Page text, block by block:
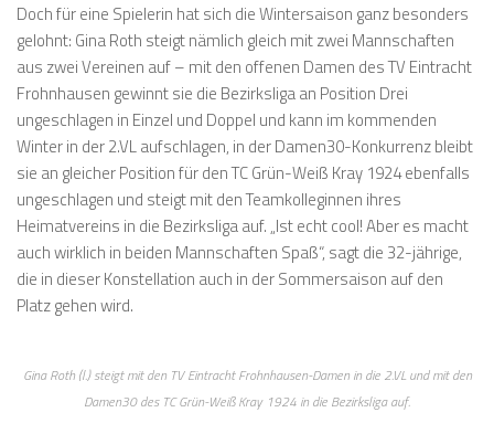
Doch für eine Spielerin hat sich die Wintersaison ganz besonders
gelohnt: Gina Roth steigt nämlich gleich mit zwei Mannschaften
aus zwei Vereinen auf – mit den offenen Damen des TV Eintracht
Frohnhausen gewinnt sie die Bezirksliga an Position Drei
ungeschlagen in Einzel und Doppel und kann im kommenden
Winter in der 2.VL aufschlagen, in der Damen30-Konkurrenz bleibt
sie an gleicher Position für den TC Grün-Weiß Kray 1924 ebenfalls
ungeschlagen und steigt mit den Teamkolleginnen ihres
Heimatvereins in die Bezirksliga auf. „Ist echt cool! Aber es macht
auch wirklich in beiden Mannschaften Spaß“, sagt die 32-jährige,
die in dieser Konstellation auch in der Sommersaison auf den
Platz gehen wird.
Gina Roth (l.) steigt mit den TV Eintracht Frohnhausen-Damen in die 2.VL und mit den
Damen30 des TC Grün-Weiß Kray 1924 in die Bezirksliga auf.